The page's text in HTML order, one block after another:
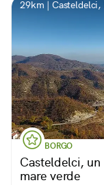
29km | Casteldelci,
BORGO
Casteldelci,
mare verde